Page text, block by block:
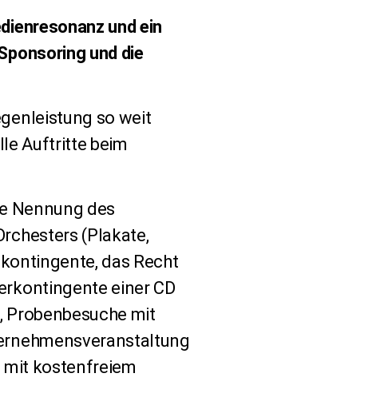
und ein
und die
so weit
Auftritte beim
Nennung des
(Plakate,
das Recht
einer CD
mit
mit kostenfreiem